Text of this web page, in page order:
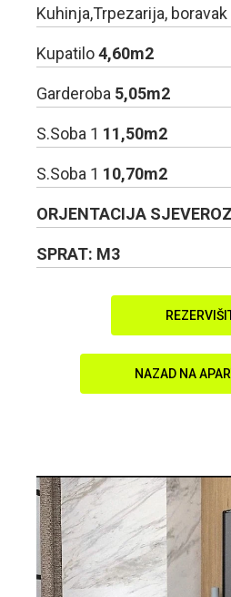
Kuhinja,Trpezarija, boravak
Kupatilo4,60m2
Garderoba 5,05m2
S.Soba 1 11,50m2
S.Soba 1 10,70m2
ORJENTACIJA
SPRAT: M3
NAZAD NA